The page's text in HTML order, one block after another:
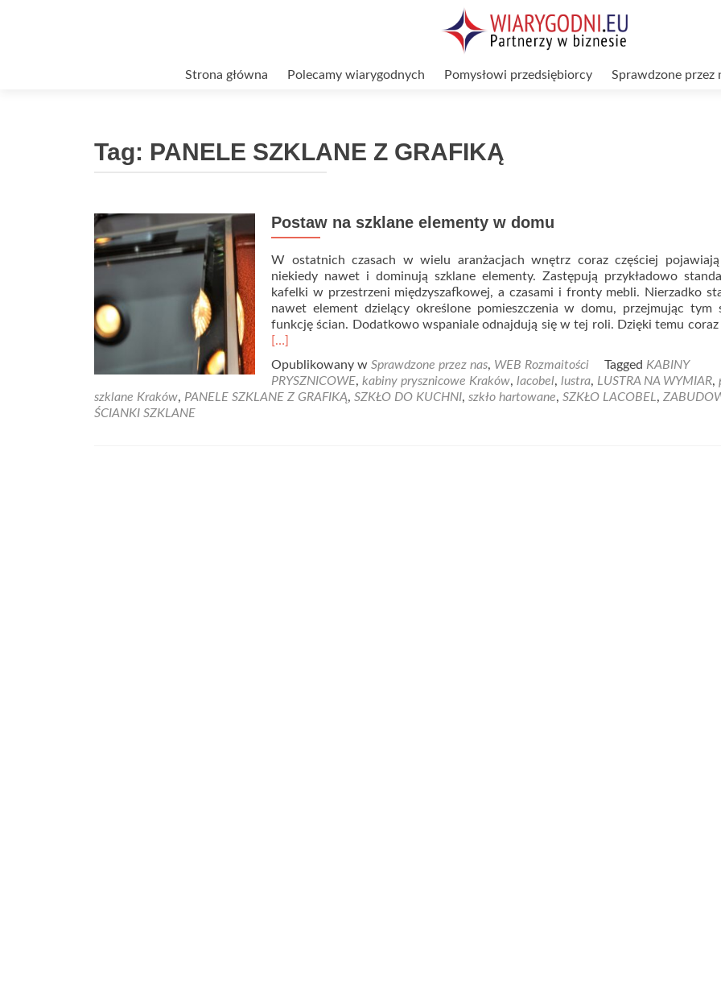
Strona główna Polecamy wiarygodnych Pomysłowi przedsiębiorcy Sprawdzone przez
Tag: PANELE SZKLANE Z GRAFIKĄ
Postaw na szklane elementy w domu
W ostatnich czasach w wielu aranżacjach wnętrz coraz częściej
niekiedy nawet i dominują szklane elementy. Zastępują przykładowo
kafelki w przestrzeni międzyszafkowej, a czasami i fronty mebli. Nierzadko
nawet element dzielący określone pomieszczenia w domu, przejmując tym
funkcję ścian. Dodatkowo wspaniale odnajdują się w tej roli. Dzięki temu coraz
[…]
Opublikowany w Sprawdzone przez nas, WEB Rozmaitości Tagged KABINY
PRYSZNICOWE, kabiny prysznicowe Kraków, lacobel, lustra, LUSTRA NA WYMIAR,
szklane Kraków, PANELE SZKLANE Z GRAFIKĄ, SZKŁO DO KUCHNI, szkło hartowane, SZKŁO LACOBEL,
ŚCIANKI SZKLANE